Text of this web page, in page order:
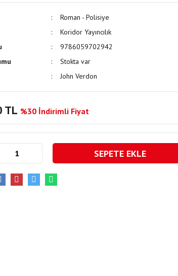
Roman - Polisiye
Koridor Yayıncılık
9786059702942
Stokta var
John Verdon
TL %30 İndirimli Fiyat
SEPETE EKLE